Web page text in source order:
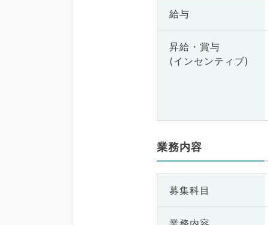
給与
昇給・賞与
(インセンティブ)
業務内容
募集科目